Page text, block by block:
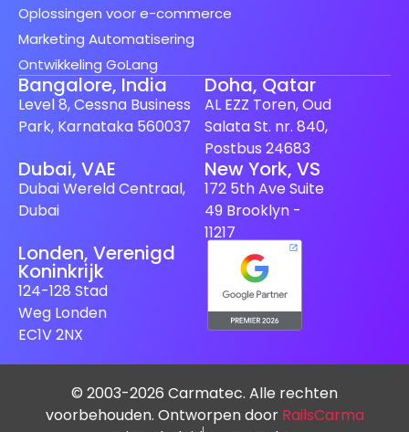
Oplossingen voor e-commerce
Marketing Automatisering
Ontwikkeling GoLang
Bangalore, India
Level 8, Cessna Business
Park, Karnataka 560037
Doha, Qatar
AL EZZ Toren, Oud
Salata St. nr. 840,
Postbus 24683
Dubai, VAE
Dubai Wereld Centraal,
Dubai
New York, VS
172 5th Ave Suite
49 Brooklyn -
11217
Londen, Verenigd
Koninkrijk
124-128 Stad
Weg Londen
EC1V 2NX
© 2003-2026 Carmatec. Alle rechten
voorbehouden. Ontworpen door RailsCarma